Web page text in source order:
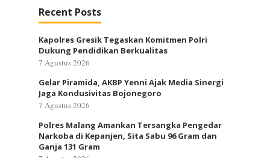
Recent Posts
Kapolres Gresik Tegaskan Komitmen Polri
Dukung Pendidikan Berkualitas
7 Agustus 2026
Gelar Piramida, AKBP Yenni Ajak Media Sinergi
Jaga Kondusivitas Bojonegoro
7 Agustus 2026
Polres Malang Amankan Tersangka Pengedar
Narkoba di Kepanjen, Sita Sabu 96 Gram dan
Ganja 131 Gram